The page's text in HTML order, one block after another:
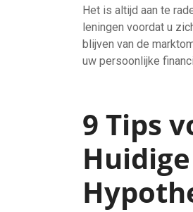
Het is altijd aan te
leningen voordat u
blijven van de
uw persoonlijke
9 Tips